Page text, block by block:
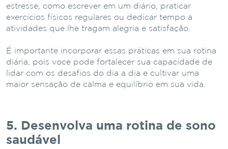
estresse, como escrever em um diário, praticar
exercícios físicos regulares ou dedicar tempo a
atividades que lhe tragam alegria e satisfação.
É importante incorporar essas práticas em sua rotina
diária, pois você pode fortalecer sua capacidade de
lidar com os desafios do dia a dia e cultivar uma
maior sensação de calma e equilíbrio em sua vida.
5. Desenvolva uma rotina de sono
saudável